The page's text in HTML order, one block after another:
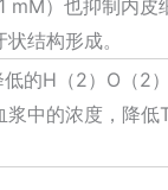
）也抑制内皮
结构形成。
的H（2）O（2
中的浓度，降